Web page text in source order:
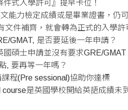
件式入學許可』提早卡位！
能力檢定成績或是畢業證書，仍
文件補齊，就會轉為正式的入學許
GMAT, 是否要延後一年申請？
國碩士申請並沒有要求GRE/GMAT
, 要再等一年嗎？
程(Pre sessional)協助你達標
course是英國學校開給英語成績